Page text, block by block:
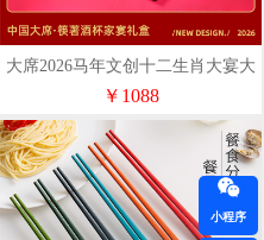
大席2026马年文创十二生肖大宴大
席文创创意礼品
￥1088
小程序